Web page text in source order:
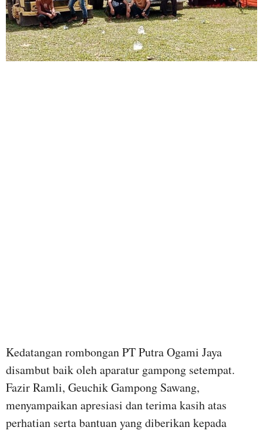
Kedatangan rombongan PT Putra Ogami Jaya
disambut baik oleh aparatur gampong setempat.
Fazir Ramli, Geuchik Gampong Sawang,
menyampaikan apresiasi dan terima kasih atas
perhatian serta bantuan yang diberikan kepada